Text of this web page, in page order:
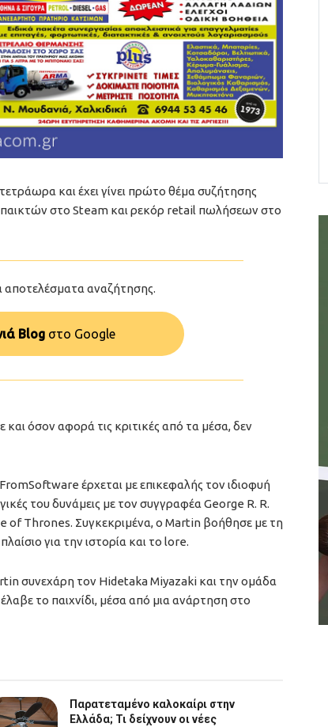
και έχει γίνει πρώτο θέμα συζήτησης
στο Steam και ρεκόρ retail πωλήσεων στο
αναζήτησης.
Blogστo Google
όσον αφορά τις κριτικές από τα μέσα, δεν
έρχεται με επικεφαλής τον ιδιοφυή
του δυνάμεις με τον συγγραφέα George R. R.
of Thrones. Συγκεκριμένα, ο Martin βοήθησε με τη
για την ιστορία και το lore.
συνεχάρη τον Hidetaka Miyazaki και την ομάδα
το παιχνίδι, μέσα από μια ανάρτηση στο
Παρατεταμένο καλοκαίρι στην
Ελλάδα; Τι δείχνουν οι νέες